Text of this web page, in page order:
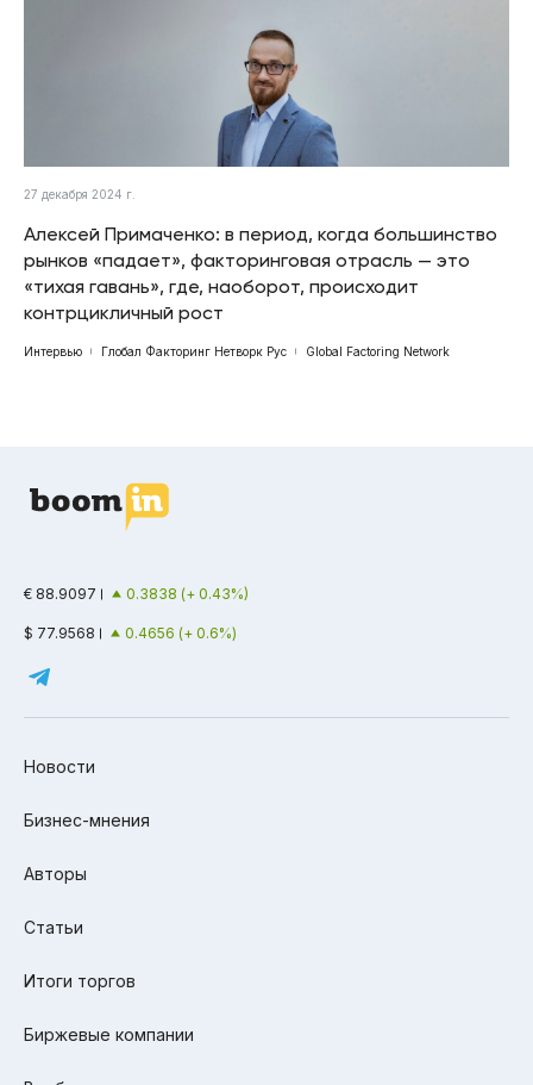
27 декабря 2024 г.
Алексей Примаченко: в период, когда большинство
рынков «падает», факторинговая отрасль — это
«тихая гавань», где, наоборот, происходит
контрцикличный рост
Интервью Глобал Факторинг Нетворк Рус Global Factoring Network
€ 88.9097 0.3838 (+ 0.43%)
$ 77.9568 0.4656 (+ 0.6%)
Новости
Бизнес-мнения
Авторы
Статьи
Итоги торгов
Биржевые компании